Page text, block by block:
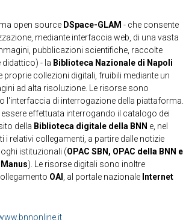
open source DSpace-GLAM - che consente
mediante interfaccia web, di una vasta
pubblicazioni scientifiche, raccolte
didattico) - la Biblioteca Nazionale di Napoli
proprie collezioni digitali, fruibili mediante un
ad alta risoluzione. Le risorse sono
l'interfaccia di interrogazione della piattaforma.
effettuata interrogando il catalogo dei
della Biblioteca digitale della BNN e, nel
i relativi collegamenti, a partire dalle notizie
istituzionali (OPAC SBN, OPAC della BNN e
). Le risorse digitali sono inoltre
OAI , al portale nazionale Internet